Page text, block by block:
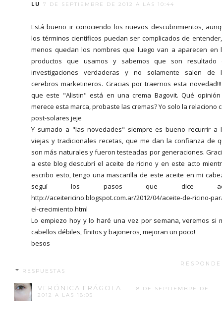
LU 7 DE SEPTIEMBRE DE 2012 A LAS 10:44
Está bueno ir conociendo los nuevos descubrimientos,
los términos científicos puedan ser complicados de
menos quedan los nombres que luego van a aparecen en
productos que usamos y sabemos que son resultado
investigaciones verdaderas y no solamente salen de
cerebros marketineros. Gracias por traernos esta
que este "Alistin" está en una crema Bagovit. Qué
merece esta marca, probaste las cremas? Yo solo la relaciono
post-solares jeje
Y sumado a "las novedades" siempre es bueno recurrir a
viejas y tradicionales recetas, que me dan la confianza de
son más naturales y fueron testeadas por generaciones.
a este blog descubrí el aceite de ricino y en este acto
escribo esto, tengo una mascarilla de este aceite en mi
seguí los pasos que dice
http://aceitericino.blogspot.com.ar/2012/04/aceite-de-ricino-
el-crecimiento.html
Lo empiezo hoy y lo haré una vez por semana, veremos si
cabellos débiles, finitos y bajoneros, mejoran un poco!
besos
RESPUESTAS
VERÓNICA FRÁGOLA
8 DE SEPTIEMBRE DE
2012 A LAS 18:05